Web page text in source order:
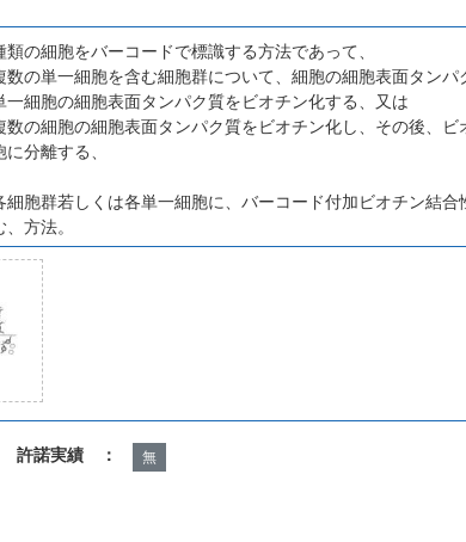
類の細胞をバーコードで標識する方法であって、
数の単一細胞を含む細胞群について、細胞の細胞表面タンパ
一細胞の細胞表面タンパク質をビオチン化する、又は
数の細胞の細胞表面タンパク質をビオチン化し、その後、
分離する、
細胞群若しくは各単一細胞に、バーコード付加ビオチン結合
方法。
許諾実績 ： 無